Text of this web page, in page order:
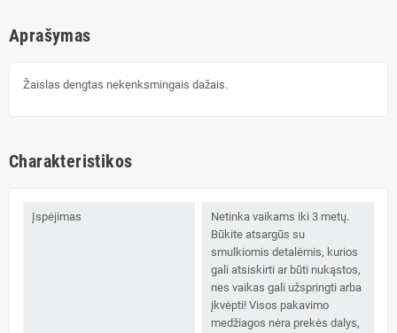
Aprašymas
Žaislas dengtas nekenksmingais dažais.
Charakteristikos
Įspėjimas
Netinka vaikams iki 3 metų.
Būkite atsargūs su
smulkiomis detalėmis, kurios
gali atsiskirti ar būti nukąstos,
nes vaikas gali užspringti arba
įkvėpti! Visos pakavimo
medžiagos nėra prekės dalys,